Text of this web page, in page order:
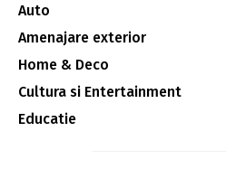
Auto
Amenajare exterior
Home & Deco
Cultura si Entertainment
Educatie